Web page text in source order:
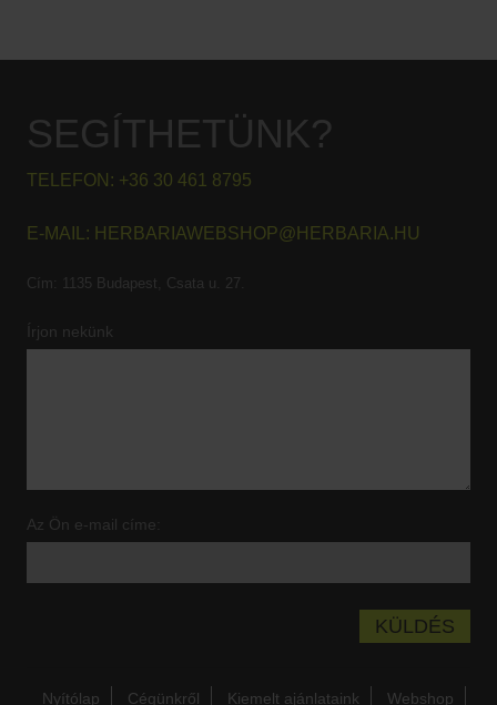
SEGÍTHETÜNK?
TELEFON: +36 30 461 8795
E-MAIL: HERBARIAWEBSHOP@HERBARIA.HU
Cím: 1135 Budapest, Csata u. 27.
Írjon nekünk
Az Ön e-mail címe:
Nyítólap Cégünkről Kiemelt ajánlataink Webshop